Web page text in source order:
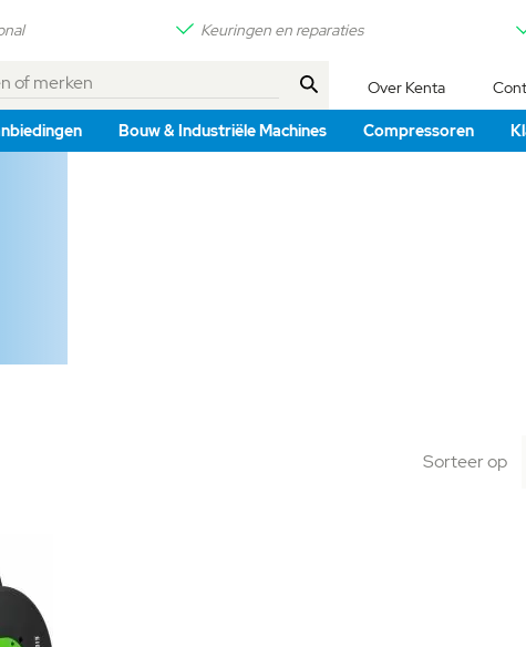
Keuringen en reparaties
Zoek
Over Kenta
Bouw & Industriële Machines Compressoren
Sorteer op